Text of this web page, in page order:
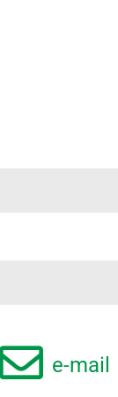
e-mail